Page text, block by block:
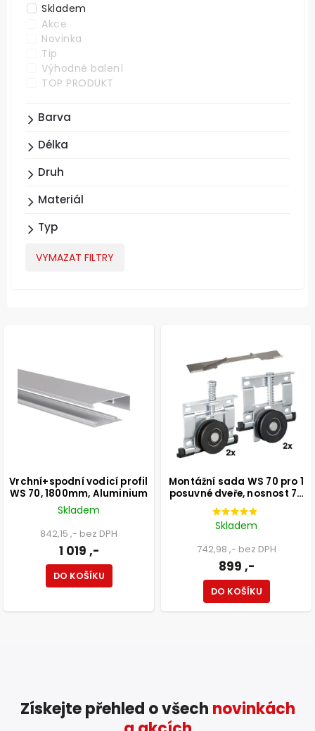
Skladem
Akce
Novinka
Tip
Výhodné balení
TOP PRODUKT
Barva
Délka
Druh
Materiál
Typ
VYMAZAT FILTRY
Vrchní+spodní vodicí profil
WS 70, 1800mm, Aluminium
Skladem
842,15 ,- bez DPH
1 019 ,-
DO KOŠÍKU
Montážní sada WS 70 pro 1
posuvné dveře, nosnost 70
kg
Skladem
742,98 ,- bez DPH
899 ,-
DO KOŠÍKU
Získejte přehled o všech novinkách